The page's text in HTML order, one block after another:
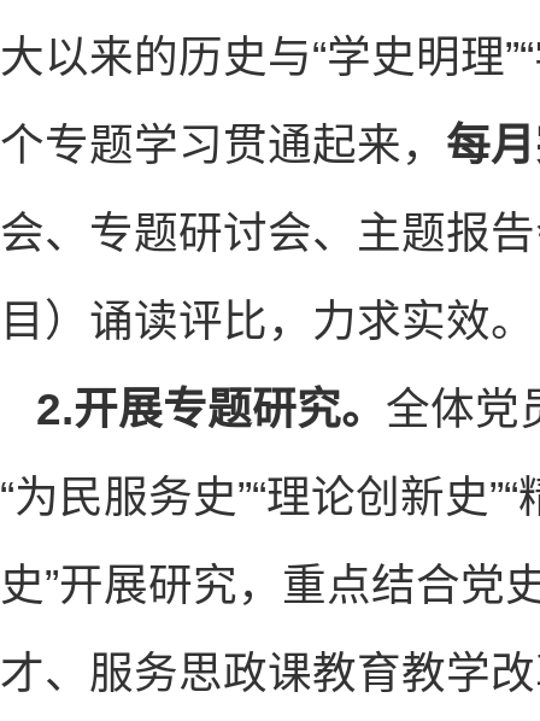
大以来的历史与“学史明理
个专题学习贯通起来， 每
会、专题研讨会、主题报
目）诵读评比，力求实效。
2.开展专题研究。 全体党
“为民服务史”“理论创新史
史”开展研究，重点结合党
才、服务思政课教育教学